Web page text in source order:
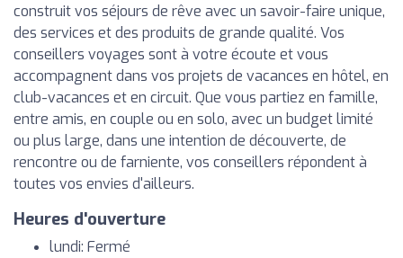
construit vos séjours de rêve avec un savoir-faire unique,
des services et des produits de grande qualité. Vos
conseillers voyages sont à votre écoute et vous
accompagnent dans vos projets de vacances en hôtel, en
club-vacances et en circuit. Que vous partiez en famille,
entre amis, en couple ou en solo, avec un budget limité
ou plus large, dans une intention de découverte, de
rencontre ou de farniente, vos conseillers répondent à
toutes vos envies d'ailleurs.
Heures d'ouverture
lundi: Fermé